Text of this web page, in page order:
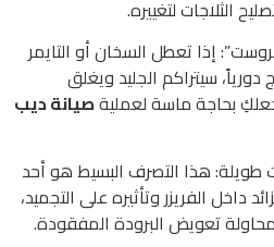
الثلاجات لتغييره.
إذا تعطل السخان أو التايمر
سيتراكم الجليد ويغلق
بحاجة ماسة لعمليةصيانة ديب
طويلة: هذا التصرف البسيط هو أحد
داخل الفريزر وتأثيره على التجميد،
تعويض البرودة المفقودة.